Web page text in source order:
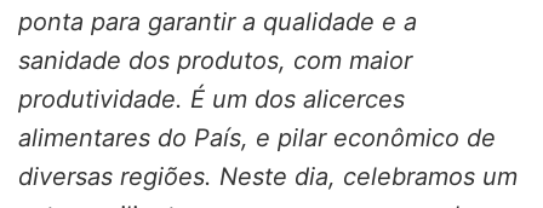
ponta para garantir a qualidade e a
sanidade dos produtos, com maior
produtividade. É um dos alicerces
alimentares do País, e pilar econômico de
diversas regiões. Neste dia, celebramos um